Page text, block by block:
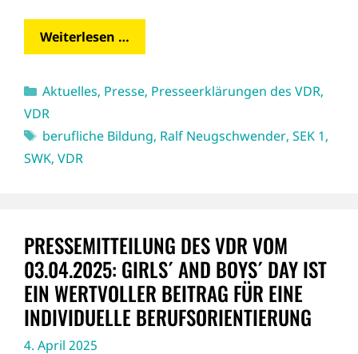
Weiterlesen …
Kategorien
Aktuelles, Presse, Presseerklärungen des VDR,
VDR
Schlagwörter
berufliche Bildung, Ralf Neugschwender, SEK 1,
SWK, VDR
PRESSEMITTEILUNG DES VDR VOM
03.04.2025: GIRLS´ AND BOYS´ DAY IST
EIN WERTVOLLER BEITRAG FÜR EINE
INDIVIDUELLE BERUFSORIENTIERUNG
4. April 2025